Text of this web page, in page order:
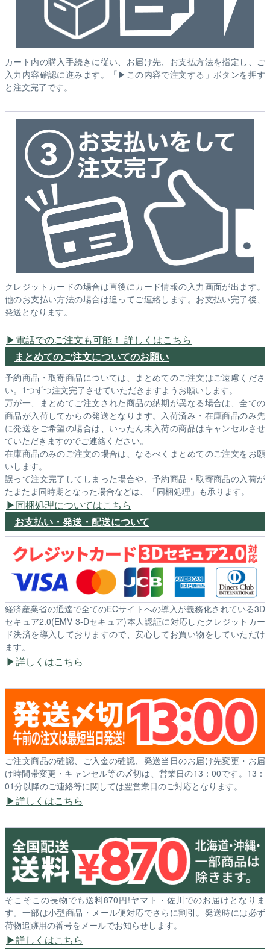
カート内の購入手続きに従い、お届け先、お支払方法を指定し、ご
入力内容確認に進みます。「▶この内容で注文する」ボタンを押す
と注文完了です。
クレジットカードの場合は直後にカード情報の入力画面が出ます。
他のお支払い方法の場合は追ってご連絡します。お支払い完了後、
発送となります。
電話でのご注文も可能！ 詳しくはこちら
まとめてのご注文についてのお願い
予約商品・取寄商品については、まとめてのご注文はご遠慮くださ
い。1つずつ注文完了させていただきますようお願いします。
万が一、まとめてご注文された商品の納期が異なる場合は、全ての
商品が入荷してからの発送となります。入荷済み・在庫商品のみ先
に発送をご希望の場合は、いったん未入荷の商品はキャンセルさせ
ていただきますのでご連絡ください。
在庫商品のみのご注文の場合は、なるべくまとめてのご注文をお願
いします。
誤って注文完了してしまった場合や、予約商品・取寄商品の入荷が
たまたま同時期となった場合などは、「同梱処理」も承ります。
同梱処理についてはこちら
お支払い・発送・配送について
経済産業省の通達で全てのECサイトへの導入が義務化されている3D
セキュア2.0(EMV 3-Dセキュア)本人認証に対応したクレジットカー
ド決済を導入しておりますので、安心してお買い物をしていただけ
ます。
詳しくはこちら
ご注文商品の確認、ご入金の確認、発送当日のお届け先変更・お届
け時間帯変更・キャンセル等の〆切は、営業日の13：00です。13：
01分以降のご連絡等に関しては翌営業日のご対応となります。
詳しくはこちら
そこそこの長物でも送料870円!ヤマト・佐川でのお届けとなりま
す。一部は小型商品・メール便対応でさらに割引。発送時には必ず
荷物追跡用の番号をメールでお知らせします。
詳しくはこちら